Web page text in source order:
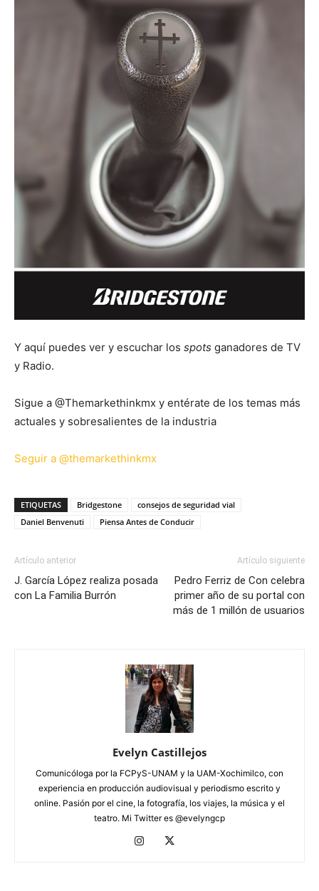
Y aquí puedes ver y escuchar los spots ganadores de TV
y Radio.
Sigue a @Themarkethinkmx y entérate de los temas más
actuales y sobresalientes de la industria
Seguir a @themarkethinkmx
ETIQUETAS Bridgestone
consejos de seguridad vial
Daniel Benvenuti
Piensa Antes de Conducir
Artículo anterior
J. García López realiza posada
con La Familia Burrón
Artículo siguiente
Pedro Ferriz de Con celebra
primer año de su portal con
más de 1 millón de usuarios
Evelyn Castillejos
Comunicóloga por la FCPyS-UNAM y la UAM-Xochimilco, con
experiencia en producción audiovisual y periodismo escrito y
online. Pasión por el cine, la fotografía, los viajes, la música y el
teatro. Mi Twitter es @evelyngcp